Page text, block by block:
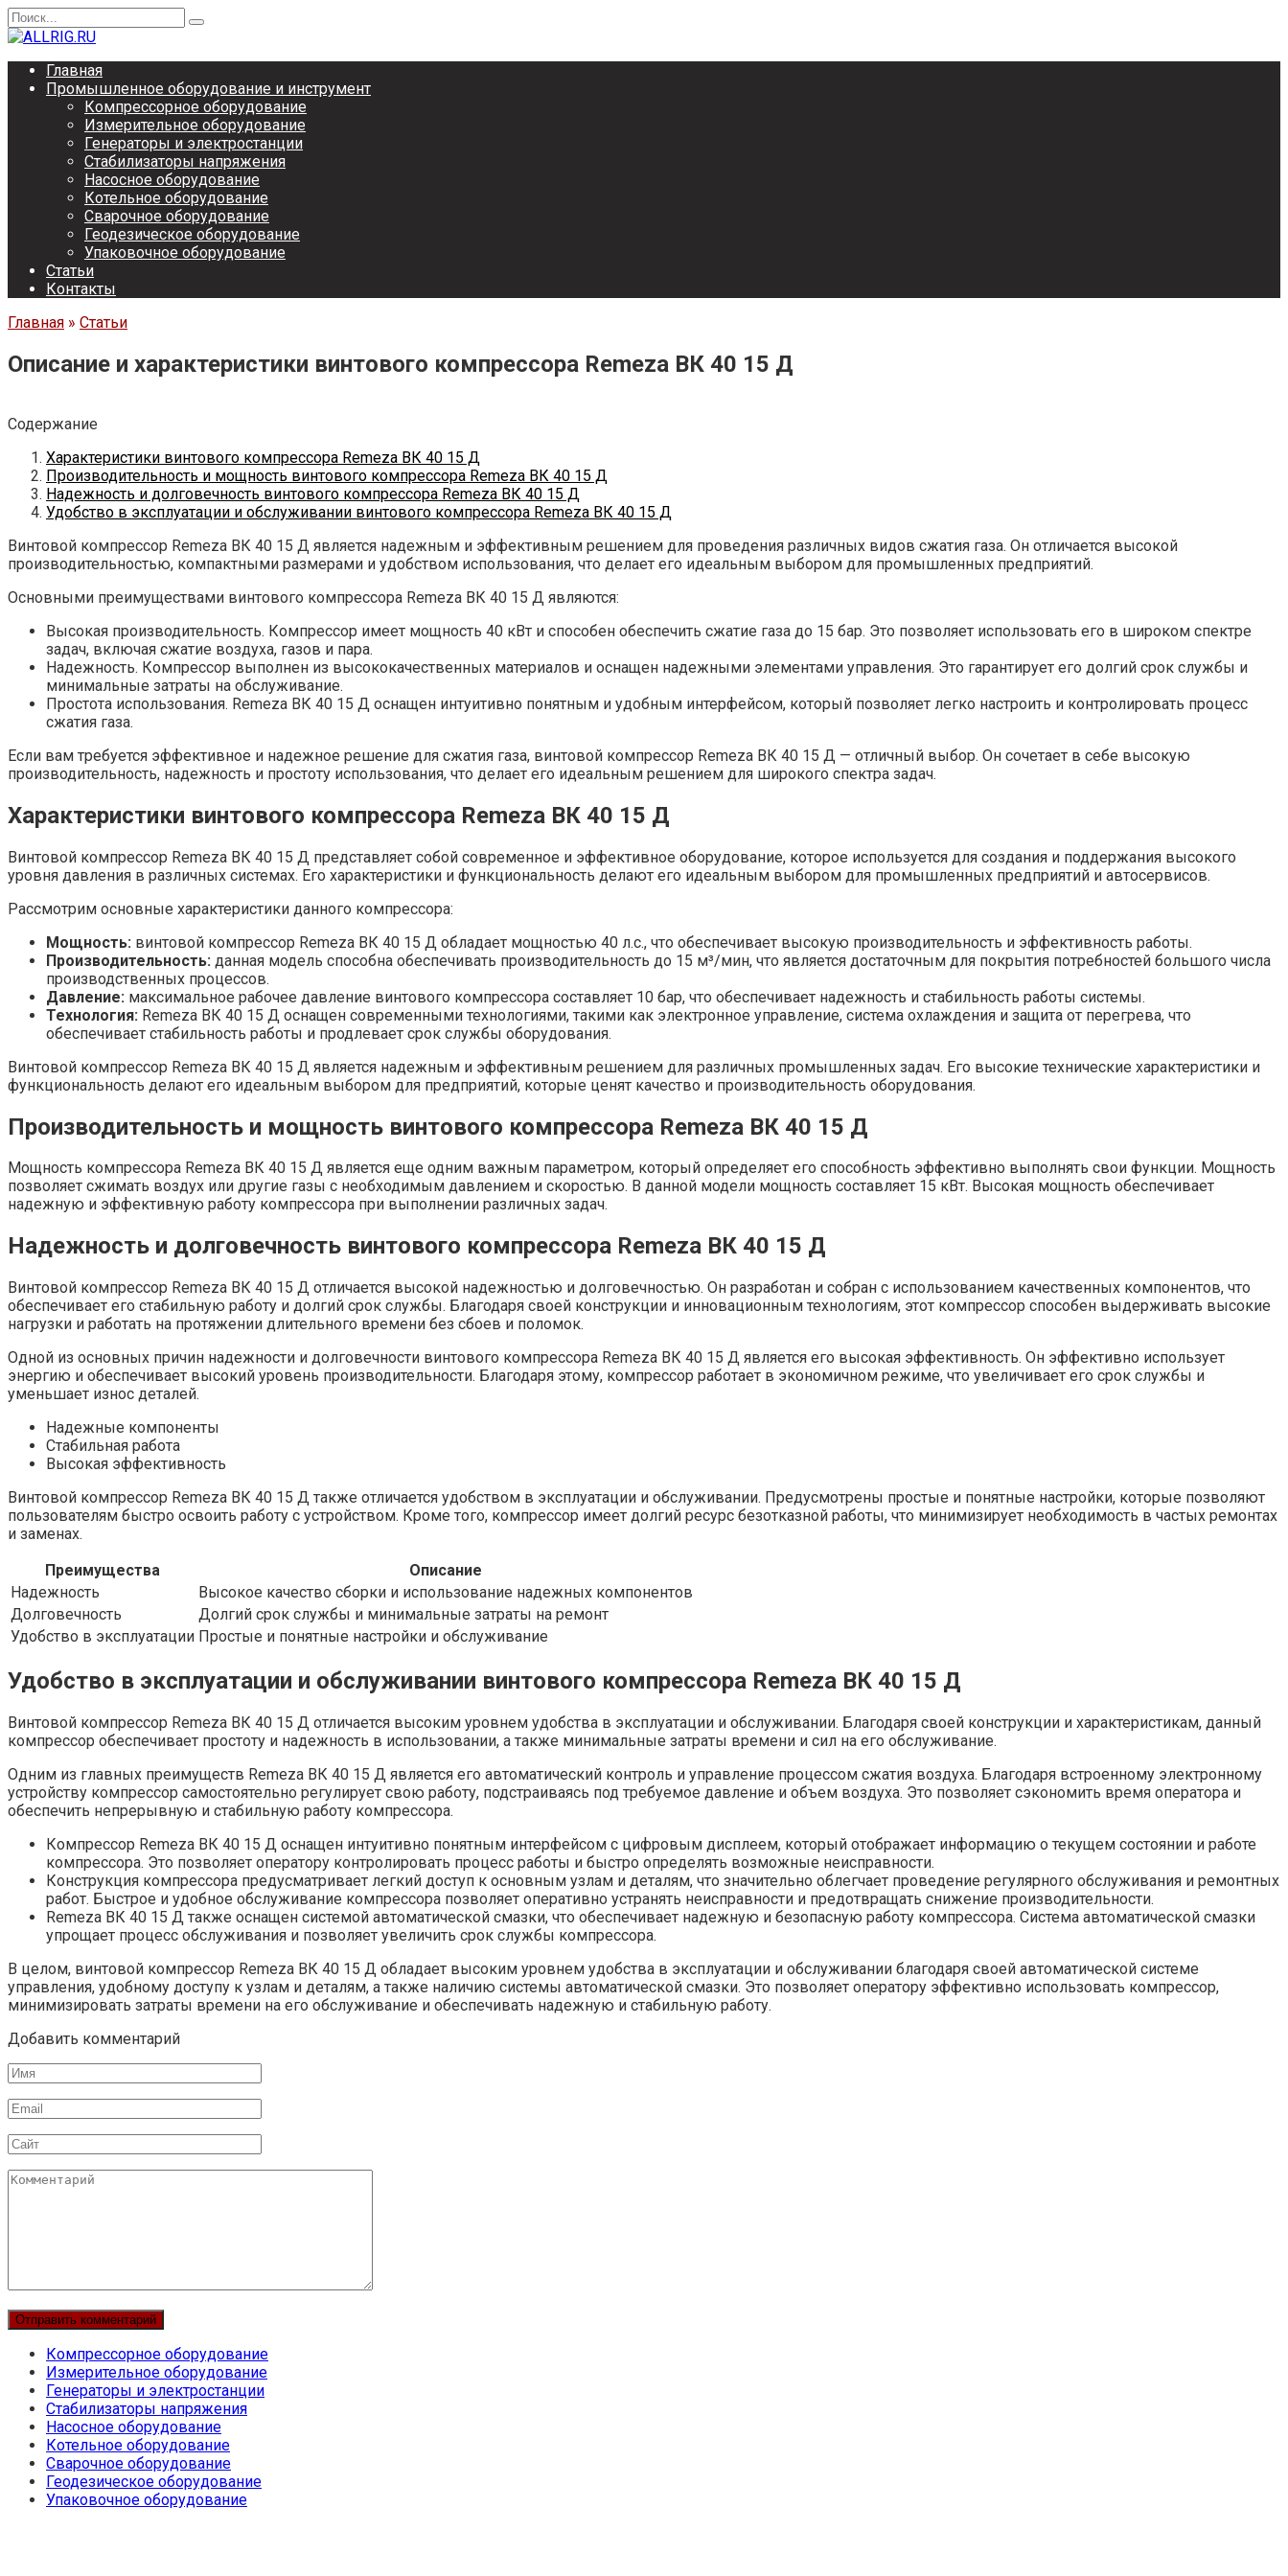
Перейти
к
Search
for:
Главная
Промышленное оборудование и инструмент
Компрессорное оборудование
Измерительное оборудование
Генераторы и электростанции
Стабилизаторы напряжения
Насосное оборудование
Котельное оборудование
Сварочное оборудование
Геодезическое оборудование
Упаковочное оборудование
Статьи
Контакты
Главная » Статьи
Описание и характеристики винтового компрессора Remeza ВК 40 15 Д
Содержание
Характеристики винтового компрессора Remeza ВК 40 15 Д
Производительность и мощность винтового компрессора Remeza ВК 40 15 Д
Надежность и долговечность винтового компрессора Remeza ВК 40 15 Д
Удобство в эксплуатации и обслуживании винтового компрессора Remeza ВК 40 15 Д
Винтовой компрессор Remeza ВК 40 15 Д является надежным и эффективным решением для проведения различных видов сжатия газа. Он отличается высокой
производительностью, компактными размерами и удобством использования, что делает его идеальным выбором для промышленных предприятий.
Основными преимуществами винтового компрессора Remeza ВК 40 15 Д являются:
Высокая производительность. Компрессор имеет мощность 40 кВт и способен обеспечить сжатие газа до 15 бар. Это позволяет использовать его в широком спектре
задач, включая сжатие воздуха, газов и пара.
Надежность. Компрессор выполнен из высококачественных материалов и оснащен надежными элементами управления. Это гарантирует его долгий срок службы и
минимальные затраты на обслуживание.
Простота использования. Remeza ВК 40 15 Д оснащен интуитивно понятным и удобным интерфейсом, который позволяет легко настроить и контролировать процесс
сжатия газа.
Если вам требуется эффективное и надежное решение для сжатия газа, винтовой компрессор Remeza ВК 40 15 Д — отличный выбор. Он сочетает в себе высокую
производительность, надежность и простоту использования, что делает его идеальным решением для широкого спектра задач.
Характеристики винтового компрессора Remeza ВК 40 15 Д
Винтовой компрессор Remeza ВК 40 15 Д представляет собой современное и эффективное оборудование, которое используется для создания и поддержания высокого
уровня давления в различных системах. Его характеристики и функциональность делают его идеальным выбором для промышленных предприятий и автосервисов.
Рассмотрим основные характеристики данного компрессора:
Мощность: винтовой компрессор Remeza ВК 40 15 Д обладает мощностью 40 л.с., что обеспечивает высокую производительность и эффективность работы.
Производительность: данная модель способна обеспечивать производительность до 15 м³/мин, что является достаточным для покрытия потребностей большого числа
производственных процессов.
Давление: максимальное рабочее давление винтового компрессора составляет 10 бар, что обеспечивает надежность и стабильность работы системы.
Технология: Remeza ВК 40 15 Д оснащен современными технологиями, такими как электронное управление, система охлаждения и защита от перегрева, что
обеспечивает стабильность работы и продлевает срок службы оборудования.
Винтовой компрессор Remeza ВК 40 15 Д является надежным и эффективным решением для различных промышленных задач. Его высокие технические характеристики и
функциональность делают его идеальным выбором для предприятий, которые ценят качество и производительность оборудования.
Производительность и мощность винтового компрессора Remeza ВК 40 15 Д
Мощность компрессора Remeza ВК 40 15 Д является еще одним важным параметром, который определяет его способность эффективно выполнять свои функции. Мощность
позволяет сжимать воздух или другие газы с необходимым давлением и скоростью. В данной модели мощность составляет 15 кВт. Высокая мощность обеспечивает
надежную и эффективную работу компрессора при выполнении различных задач.
Надежность и долговечность винтового компрессора Remeza ВК 40 15 Д
Винтовой компрессор Remeza ВК 40 15 Д отличается высокой надежностью и долговечностью. Он разработан и собран с использованием качественных компонентов, что
обеспечивает его стабильную работу и долгий срок службы. Благодаря своей конструкции и инновационным технологиям, этот компрессор способен выдерживать высокие
нагрузки и работать на протяжении длительного времени без сбоев и поломок.
Одной из основных причин надежности и долговечности винтового компрессора Remeza ВК 40 15 Д является его высокая эффективность. Он эффективно использует
энергию и обеспечивает высокий уровень производительности. Благодаря этому, компрессор работает в экономичном режиме, что увеличивает его срок службы и
уменьшает износ деталей.
Надежные компоненты
Стабильная работа
Высокая эффективность
Винтовой компрессор Remeza ВК 40 15 Д также отличается удобством в эксплуатации и обслуживании. Предусмотрены простые и понятные настройки, которые позволяют
пользователям быстро освоить работу с устройством. Кроме того, компрессор имеет долгий ресурс безотказной работы, что минимизирует необходимость в частых ремонтах
и заменах.
Преимущества
Описание
Надежность
Высокое качество сборки и использование надежных компонентов
Долговечность
Долгий срок службы и минимальные затраты на ремонт
Удобство в эксплуатации Простые и понятные настройки и обслуживание
Удобство в эксплуатации и обслуживании винтового компрессора Remeza ВК 40 15 Д
Винтовой компрессор Remeza ВК 40 15 Д отличается высоким уровнем удобства в эксплуатации и обслуживании. Благодаря своей конструкции и характеристикам, данный
компрессор обеспечивает простоту и надежность в использовании, а также минимальные затраты времени и сил на его обслуживание.
Одним из главных преимуществ Remeza ВК 40 15 Д является его автоматический контроль и управление процессом сжатия воздуха. Благодаря встроенному электронному
устройству компрессор самостоятельно регулирует свою работу, подстраиваясь под требуемое давление и объем воздуха. Это позволяет сэкономить время оператора и
обеспечить непрерывную и стабильную работу компрессора.
Компрессор Remeza ВК 40 15 Д оснащен интуитивно понятным интерфейсом с цифровым дисплеем, который отображает информацию о текущем состоянии и работе
компрессора. Это позволяет оператору контролировать процесс работы и быстро определять возможные неисправности.
Конструкция компрессора предусматривает легкий доступ к основным узлам и деталям, что значительно облегчает проведение регулярного обслуживания и ремонтных
работ. Быстрое и удобное обслуживание компрессора позволяет оперативно устранять неисправности и предотвращать снижение производительности.
Remeza ВК 40 15 Д также оснащен системой автоматической смазки, что обеспечивает надежную и безопасную работу компрессора. Система автоматической смазки
упрощает процесс обслуживания и позволяет увеличить срок службы компрессора.
В целом, винтовой компрессор Remeza ВК 40 15 Д обладает высоким уровнем удобства в эксплуатации и обслуживании благодаря своей автоматической системе
управления, удобному доступу к узлам и деталям, а также наличию системы автоматической смазки. Это позволяет оператору эффективно использовать компрессор,
минимизировать затраты времени на его обслуживание и обеспечивать надежную и стабильную работу.
Добавить комментарий
Имя
Email
Сайт
Комментарий
Компрессорное оборудование
Измерительное оборудование
Генераторы и электростанции
Стабилизаторы напряжения
Насосное оборудование
Котельное оборудование
Сварочное оборудование
Геодезическое оборудование
Упаковочное оборудование